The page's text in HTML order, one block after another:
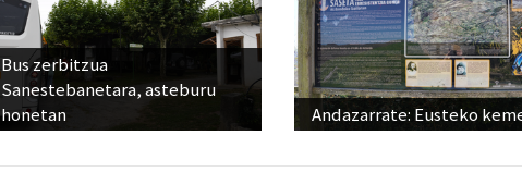
Bus zerbitzua
Sanestebanetara, asteburu
honetan
Andazarrate: Eusteko